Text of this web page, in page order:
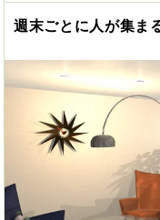
週末ごとに人が集ま